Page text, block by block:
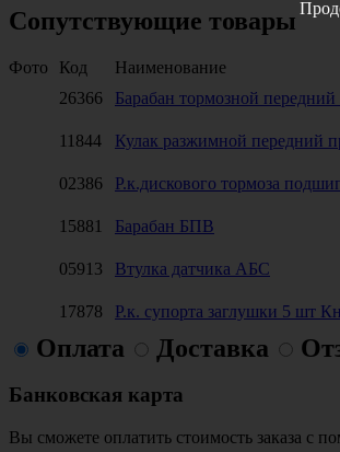
Сопутствующие товары
Фото Код Наименование
26366
Барабан тормозной
11844
Кулак разжимной передний
02386
Р.к.дискового тормоза
15881
Барабан БПВ
05913
Втулка датчика АБС
17878
Р.к. супорта заглушки 5 шт
Оплата Доставка
Банковская карта
Вы сможете оплатить стоимость заказа с